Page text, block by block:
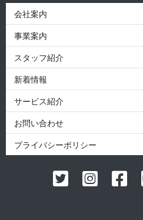
会社案内
事業案内
スタッフ紹介
新着情報
サービス紹介
お問い合わせ
プライバシーポリシー